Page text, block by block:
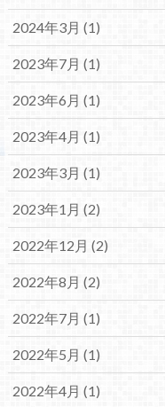
2024年3月 (1)
2023年7月 (1)
2023年6月 (1)
2023年4月 (1)
2023年3月 (1)
2023年1月 (2)
2022年12月 (2)
2022年8月 (2)
2022年7月 (1)
2022年5月 (1)
2022年4月 (1)